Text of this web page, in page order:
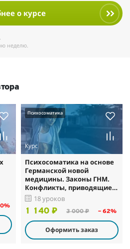
о курсе
неделю.
Психосоматика
Курс
Психосоматика на основе
Германской новой
медицины. Законы ГНМ.
Конфликты, приводящие к
болезням
18 уроков
1 140 ₽ 3 000 ₽ – 62%
Оформить заказ